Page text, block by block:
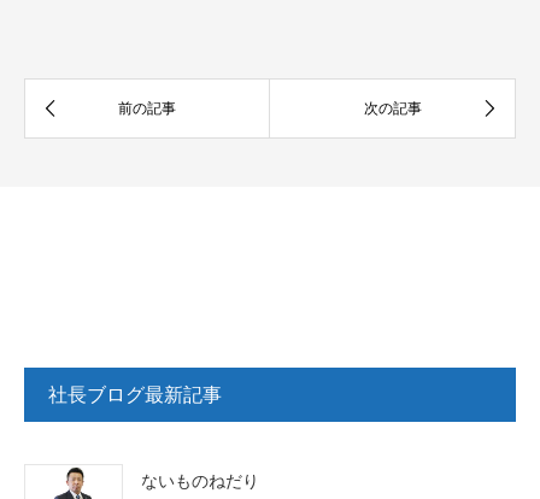
社長ブログ最新記事
ないものねだり